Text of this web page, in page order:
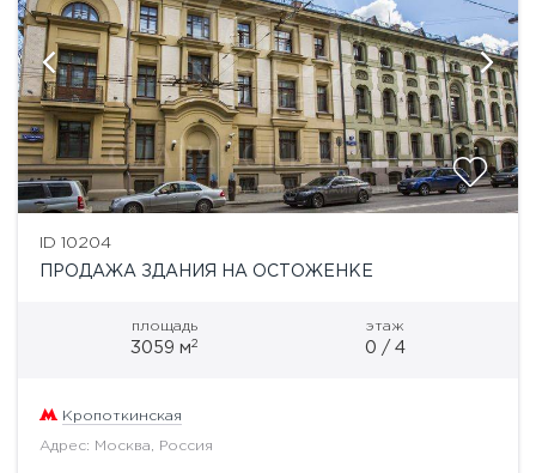
ID 10204
ПРОДАЖА ЗДАНИЯ НА ОСТОЖЕНКЕ
площадь
3059 м2
этаж
0 / 4
Кропоткинская
Адрес: Москва, Россия